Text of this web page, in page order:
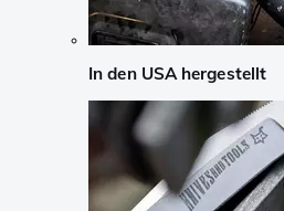
In den USA hergestellt